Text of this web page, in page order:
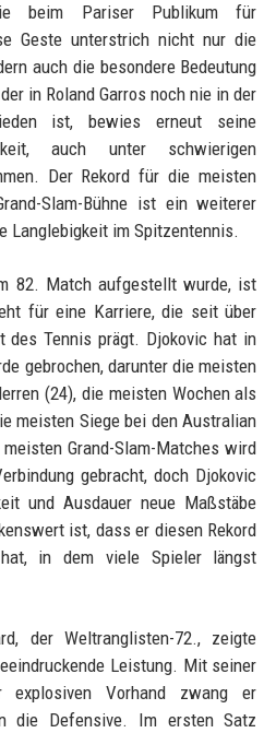
beim Pariser Publikum für
Geste unterstrich nicht nur die
auch die besondere Bedeutung
in Roland Garros noch nie in der
ist, bewies erneut seine
auch unter schwierigen
Der Rekord für die meisten
Slam-Bühne ist ein weiterer
Langlebigkeit im Spitzentennis.
82. Match aufgestellt wurde, ist
für eine Karriere, die seit über
des Tennis prägt. Djokovic hat in
gebrochen, darunter die meisten
(24), die meisten Wochen als
meisten Siege bei den Australian
Grand-Slam-Matches wird
gebracht, doch Djokovic
und Ausdauer neue Maßstäbe
ist, dass er diesen Rekord
in dem viele Spieler längst
der Weltranglisten-72., zeigte
Leistung. Mit seiner
explosiven Vorhand zwang er
die Defensive. Im ersten Satz